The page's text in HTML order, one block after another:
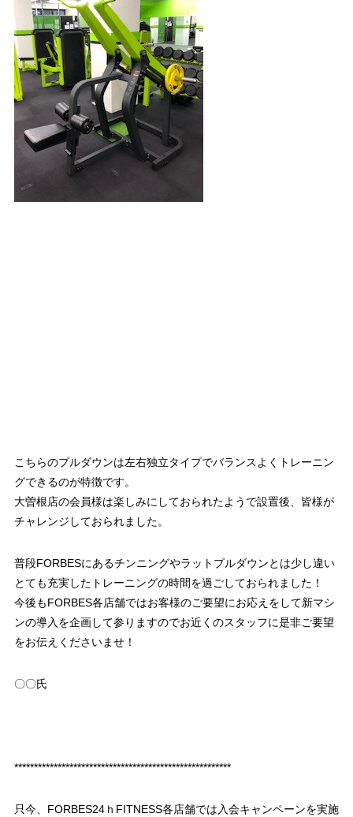
こちらのプルダウンは左右独立タイプでバランスよくトレーニン
グできるのが特徴です。
大曽根店の会員様は楽しみにしておられたようで設置後、皆様が
チャレンジしておられました。
普段FORBESにあるチンニングやラットプルダウンとは少し違い
とても充実したトレーニングの時間を過ごしておられました！
今後もFORBES各店舗ではお客様のご要望にお応えをして新マシ
ンの導入を企画して参りますのでお近くのスタッフに是非ご要望
をお伝えくださいませ！
〇〇氏
*******************************************************
只今、FORBES24ｈFITNESS各店舗では入会キャンペーンを実施